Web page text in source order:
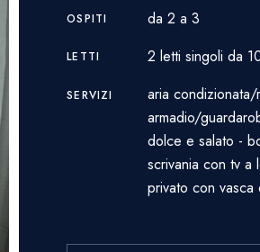
OSPITI da 2 a 3
LETTI 2 letti singoli da
SERVIZI
aria
armadio/
dolce e salato -
scrivania con tv
privato con